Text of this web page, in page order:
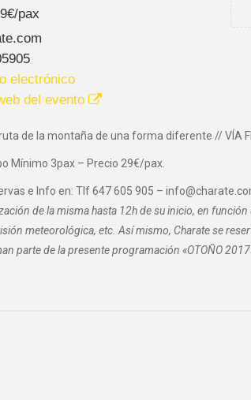
pax
electrónico
del evento
de la montaña de una forma diferente // VÍA
Mínimo 3pax – Precio 29€/pax.
e Info en: Tlf 647 605 905 –
de la misma hasta 12h de su inicio, en
meteorológica, etc. Así mismo, Charate se
parte de la presente programación «OTOÑO